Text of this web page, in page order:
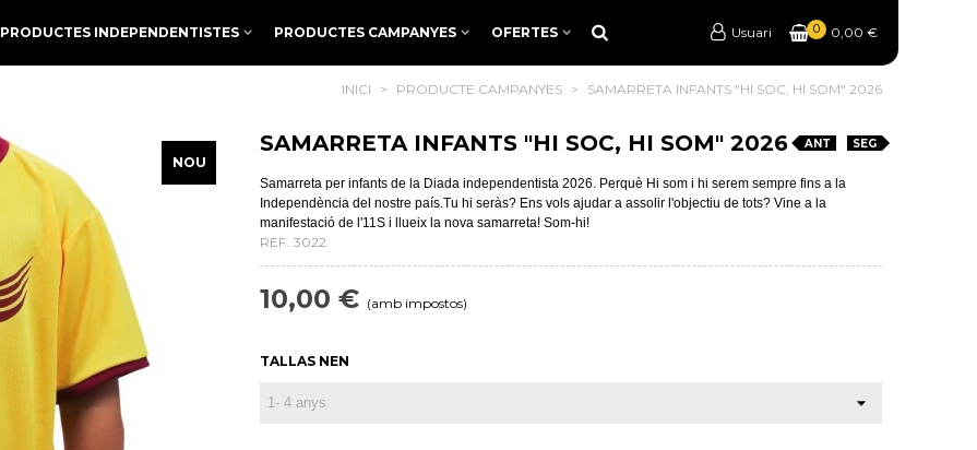
PRODUCTES INDEPENDENTISTES PRODUCTES CAMPANYES OFERTES Usuari 0 0,00 €
INICI > PRODUCTE CAMPANYES > SAMARRETA INFANTS "HI SOC, HI SOM" 2026
NOU
SAMARRETA INFANTS "HI SOC, HI SOM" 2026 ANT SEG
Samarreta per infants de la Diada independentista 2026. Perquè Hi som i hi serem sempre fins a la
Independència del nostre país.Tu hi seràs? Ens vols ajudar a assolir l'objectiu de tots? Vine a la
manifestació de l'11S i llueix la nova samarreta! Som-hi!
REF. 3022
10,00 € (amb impostos)
TALLAS NEN